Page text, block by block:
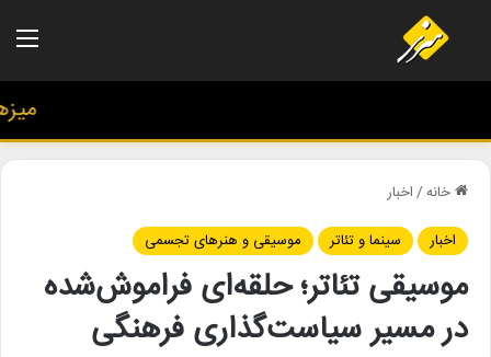
خانه/اخبار
اخبار
سینما و تئاتر موسیقی و هنرهای تجسمی
موسیقی تئاتر؛ حلقه‌ای فراموش‌شده
در مسیر سیاست‌گذاری فرهنگی